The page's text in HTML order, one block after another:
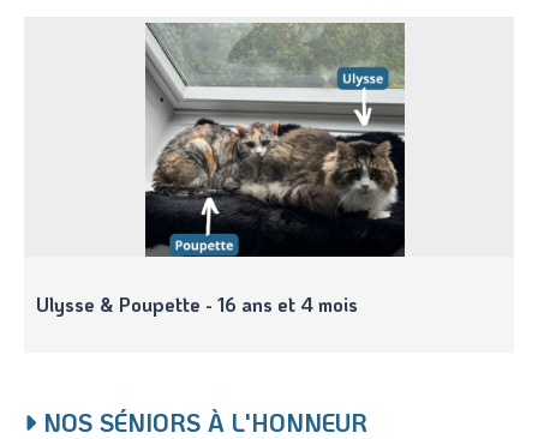
Ulysse & Poupette - 16 ans et 4 mois
NOS SÉNIORS À L'HONNEUR